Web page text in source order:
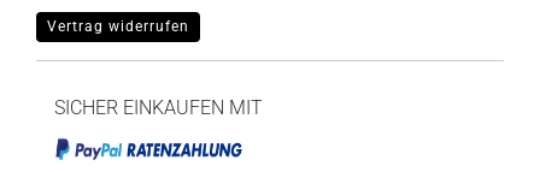
Vertrag widerrufen
SICHER EINKAUFEN MIT